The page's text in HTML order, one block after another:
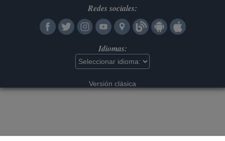
Redes sociales:
Idiomas:
Versión clásica